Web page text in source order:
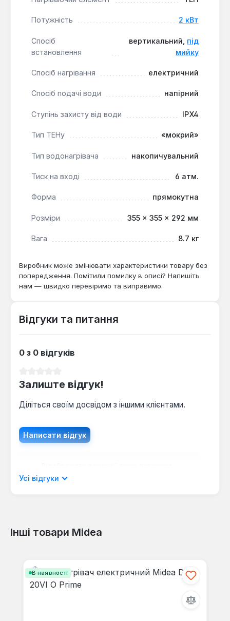
Просте керування
: Механічна панель та
світлова індикація роблять використання
інтуїтивно зрозумілим.
Електроводонагрівач Midea D10-20VA U є
оптимальним рішенням для невеликих кухонь, дач
джерело гарячої води. Він підходить для
забезпечуючи комфорт та безпеку використання
Потужність 2 кВт
Спосіб
встановлення
вертикальний, під
мийку
Спосіб нагрівання електричний
Спосіб подачі води напірний
Ступінь захисту від води IPX4
Тип ТЕНу «мокрий»
Тип водонагрівача накопичувальний
Тиск на вході 6 атм.
Форма прямокутна
Розміри 355 × 355 × 292 мм
Вага 8.7 кг
Виробник може змінювати характеристики товару без
попередження. Помітили помилку в описі? Напишіть
нам — швидко перевіримо та виправимо.
Відгуки та питання
0 з 0 відгуків
Залиште відгук!
Діліться своїм досвідом з іншими клієнтами.
Написати відгук
мовою.
Відгуків не знайдено. Поділіться
Усі відгуки
Інші товари Midea
В наявності